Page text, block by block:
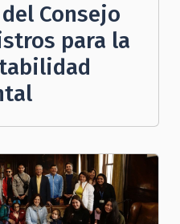
Consejo
para la